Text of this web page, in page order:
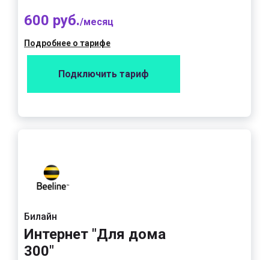
600 руб./месяц
Подробнее о тарифе
Подключить тариф
Билайн
Интернет "Для дома
300"